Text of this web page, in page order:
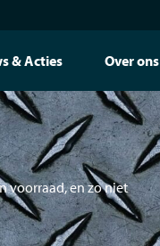
& Acties Over ons
voorraad, en zo niet